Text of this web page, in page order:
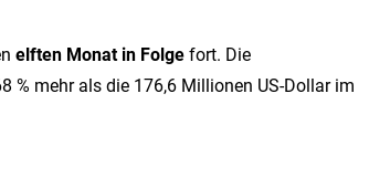
elften Monat in Folgefort. Die
% mehr als die 176,6 Millionen US-Dollar im